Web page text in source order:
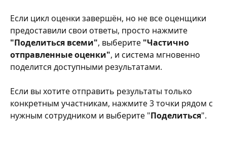
Если цикл оценки завершён, но не все оценщики
предоставили свои ответы, просто нажмите
"Поделиться всеми", выберите "Частично
отправленные оценки", и система мгновенно
поделится доступными результатами.
Если вы хотите отправить результаты только
конкретным участникам, нажмите 3 точки рядом с
нужным сотрудником и выберите "Поделиться".